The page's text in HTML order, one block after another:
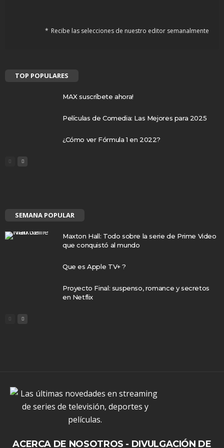
Recibe las selecciones de nuestro editor semanalmente
TOP POPULARES
MAX suscríbete ahora!
Películas de Comedia: Las Mejores para 2025
¿Cómo ver Fórmula 1 en 2022?
SEMANA POPULAR
Maxton Hall: Todo sobre la serie de Prime Video
que conquistó al mundo
Que es Apple TV+ ?
Proyecto Final: suspenso, romance y secretos
en Netflix
ACERCA DE NOSOTROS - DIVULGACIÓN DE